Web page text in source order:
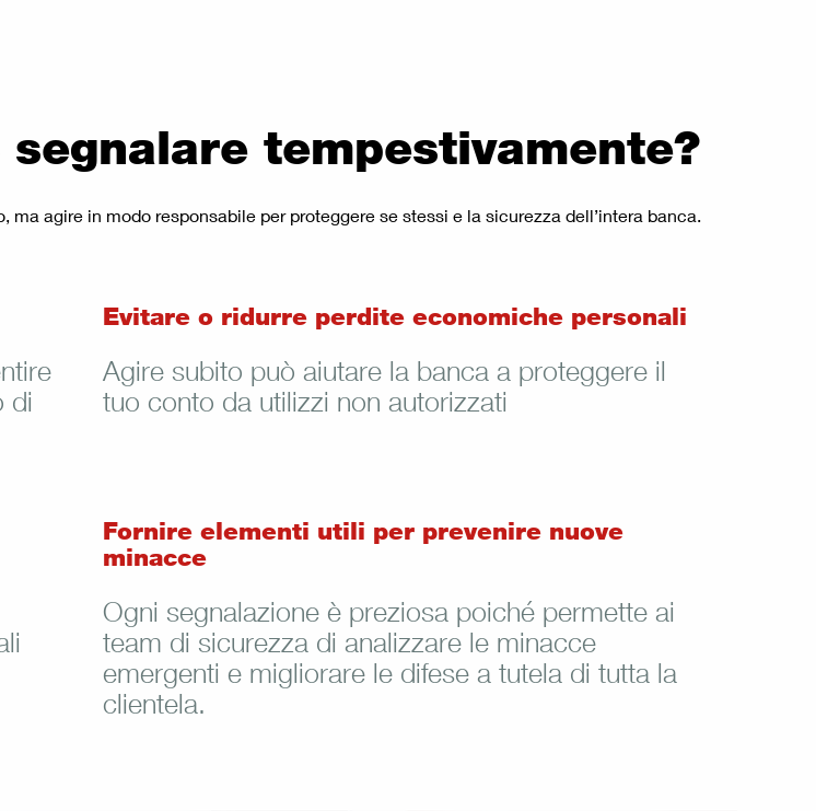
tempestivamente?
agire in modo responsabile per proteggere se stessi e la sicurezza dell’intera banca.
di
Evitare o ridurre perdite economiche personali
Agire subito può aiutare la banca a proteggere il
tuo conto da utilizzi non autorizzati
Fornire elementi utili per prevenire nuove
minacce
Ogni segnalazione è preziosa poiché permette ai
team di sicurezza di analizzare le minacce
emergenti e migliorare le difese a tutela di tutta la
clientela.